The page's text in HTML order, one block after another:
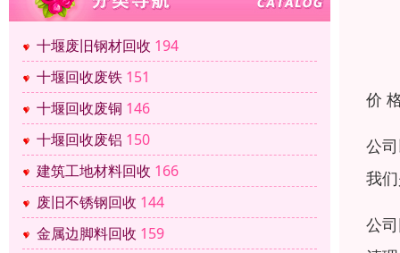
十堰废旧钢材回收 194
十堰回收废铁 151
十堰回收废铜 146
十堰回收废铝 150
建筑工地材料回收 166
废旧不锈钢回收 144
金属边脚料回收 159
价
公
我
公